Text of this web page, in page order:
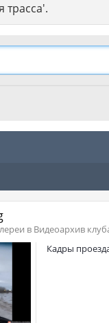
трасса'.
в Видеоархив
Кадры